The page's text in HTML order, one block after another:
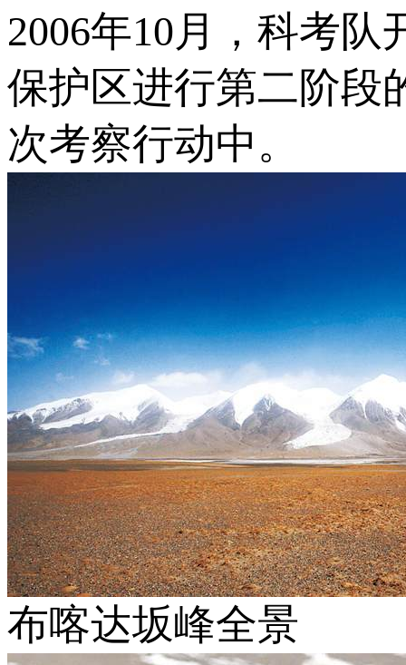
2006年10月，科考
保护区进行第二阶段
次考察行动中。
布喀达坂峰全景